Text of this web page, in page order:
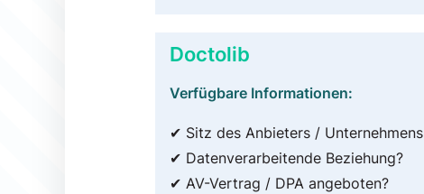
Doctolib
Verfügbare Informationen:
✔ Sitz des Anbieters / Unternehmens
✔ Datenverarbeitende Beziehung?
✔ AV-Vertrag / DPA angeboten?